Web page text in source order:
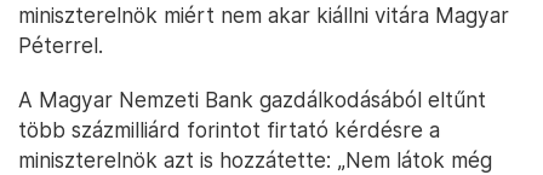
miniszterelnök miért nem akar kiállni vitára Magyar
Péterrel.
A Magyar Nemzeti Bank gazdálkodásából eltűnt
több százmilliárd forintot firtató kérdésre a
miniszterelnök azt is hozzátette: „Nem látok még